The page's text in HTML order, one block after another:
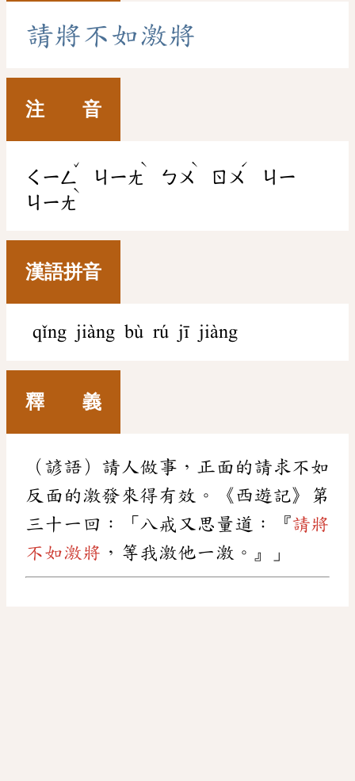
請將不如激將
注 音
ㄑㄧㄥ
ˇ
ㄐㄧㄤ
ˋ
ㄅㄨ
ˋ
ㄖㄨ
ˊ
ㄐㄧ
ㄐㄧㄤ
ˋ
漢語拼音
qǐng jiàng bù rú jī jiàng
釋 義
（諺語）請人做事，正面的請求不如
反面的激發來得有效。《西遊記》第
三十一回：「八戒又思量道：『請將
不如激將 ，等我激他一激。』」